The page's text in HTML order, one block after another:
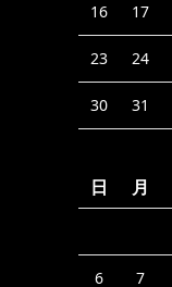
16 17
23 24
30 31
日
月
6 7